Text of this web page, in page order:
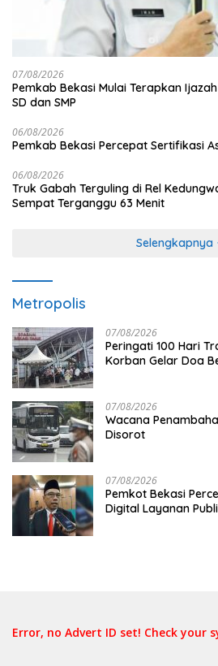
07/08/2026
Pemkab Bekasi Mulai Terapkan
SD dan SMP
06/08/2026
Pemkab Bekasi Percepat Sertifikasi
06/08/2026
Truk Gabah Terguling di Rel
Sempat Terganggu 63 Menit
Selengkapnya
Metropolis
07/08/2026
Peringati 100 Hari
Korban Gelar Doa
07/08/2026
Wacana
Disorot
07/08/2026
Pemkot Bekasi
Digital Layanan
Error, no Advert ID set! Check your